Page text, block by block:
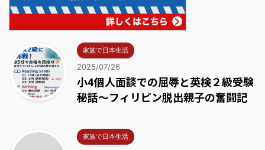
家族で日本生活
2025/07/26
小4個人面談での屈辱と英検２級受験
秘話～フィリピン脱出親子の奮闘記
家族で日本生活